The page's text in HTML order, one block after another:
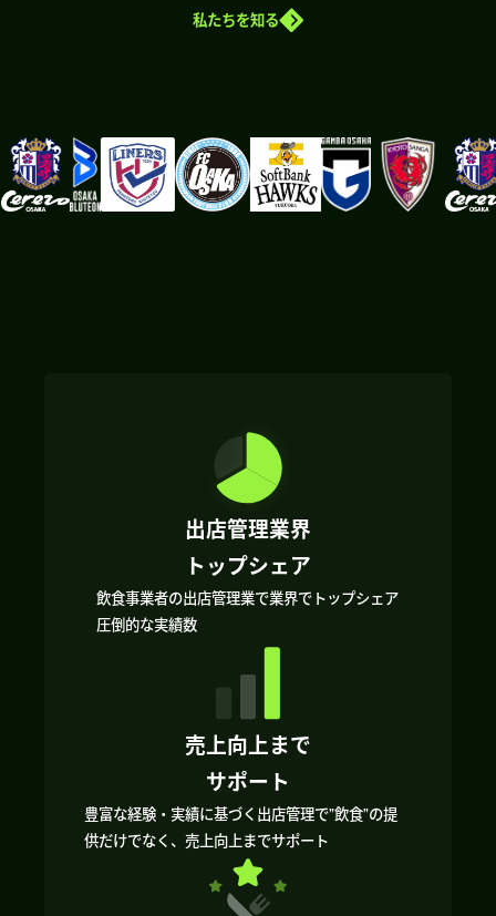
私たちを知る
出店管理業界
トップシェア
飲食事業者の出店管理業で業界でトップシェア
圧倒的な実績数
売上向上まで
サポート
豊富な経験・実績に基づく出店管理で”飲食”の提
供だけでなく、売上向上までサポート